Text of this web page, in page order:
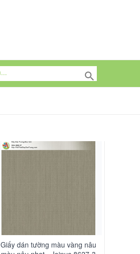
Giấy dán tường màu vàng nâu